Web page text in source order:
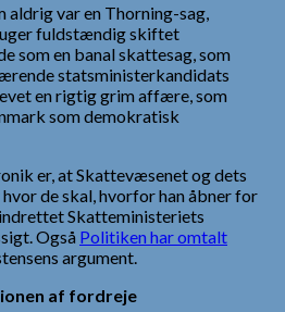
aldrig var en Thorning-sag,
uger fuldstændig skiftet
som en banal skattesag, som
statsministerkandidats
en rigtig grim affære, som
som demokratisk
er, at Skattevæsenet og dets
de skal, hvorfor han åbner for
Skatteministeriets
Også Politiken har omtalt
argument.
af fordreje